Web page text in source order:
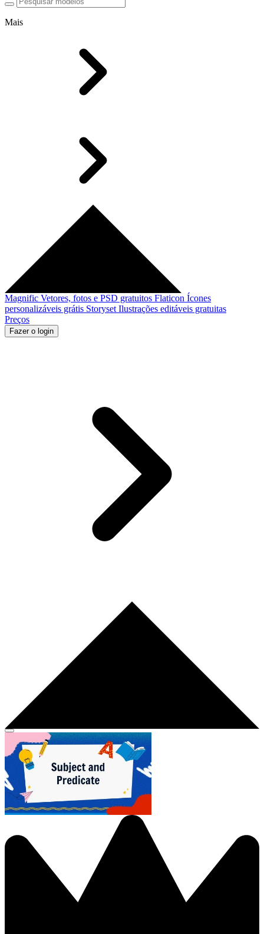
Mais
Magnific Vetores, fotos e PSD gratuitos Flaticon Ícones
personalizáveis grátis Storyset Ilustrações editáveis gratuitas
Preços
Fazer o login